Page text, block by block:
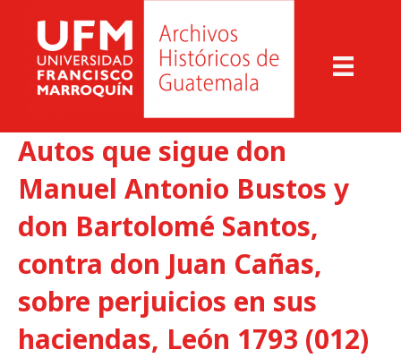
Autos que sigue don
Manuel Antonio Bustos y
don Bartolomé Santos,
contra don Juan Cañas,
sobre perjuicios en sus
haciendas, León 1793 (012)